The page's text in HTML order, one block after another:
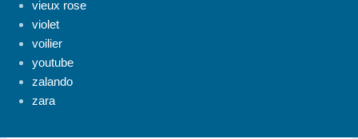
vieux rose
violet
voilier
youtube
zalando
zara